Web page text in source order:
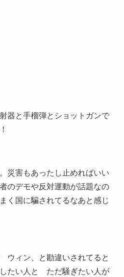
器と手榴弾とショットガンで
災害もあったし止めればいい
のデモや反対運動が話題なの
く国に騙されてるなあと感じ
ウィン、と勘違いされてると
たい人と ただ騒ぎたい人が